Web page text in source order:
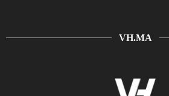
VH.MA